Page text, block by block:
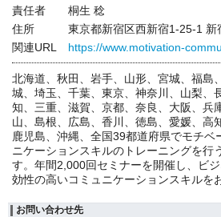
責任者
桐生 稔
住所
東京都新宿区西新宿1-25-1 新
関連URL
https://www.motivation-
北海道、秋田、岩手、山形、宮城、福島
城、埼玉、千葉、東京、神奈川、山梨、
知、三重、滋賀、京都、奈良、大阪、兵
山、島根、広島、香川、徳島、愛媛、高
鹿児島、沖縄、全国39都道府県でモチベ
ニケーションスキルのトレーニングを行
す。年間2,000回セミナーを開催し、ビ
効性の高いコミュニケーションスキルを
お問い合わせ先